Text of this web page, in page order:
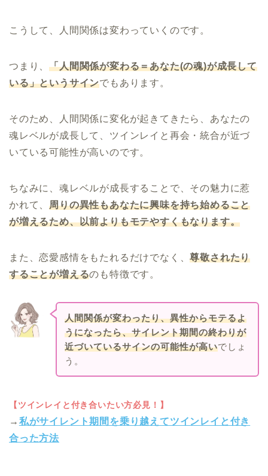
こうして、人間関係は変わっていくのです。
つまり、「人間関係が変わる＝あなた(の魂)が成長して
いる」というサインでもあります。
そのため、人間関係に変化が起きてきたら、あなたの
魂レベルが成長して、ツインレイと再会・統合が近づ
いている可能性が高いのです。
ちなみに、魂レベルが成長することで、その魅力に惹
かれて、周りの異性もあなたに興味を持ち始めること
が増えるため、以前よりもモテやすくもなります。
また、恋愛感情をもたれるだけでなく、尊敬されたり
することが増えるのも特徴です。
人間関係が変わったり、異性からモテるよ
うになったら、サイレント期間の終わりが
近づいているサインの可能性が高いでしょ
う。
【ツインレイと付き合いたい方必見！】
→ 私がサイレント期間を乗り越えてツインレイと付き
合った方法